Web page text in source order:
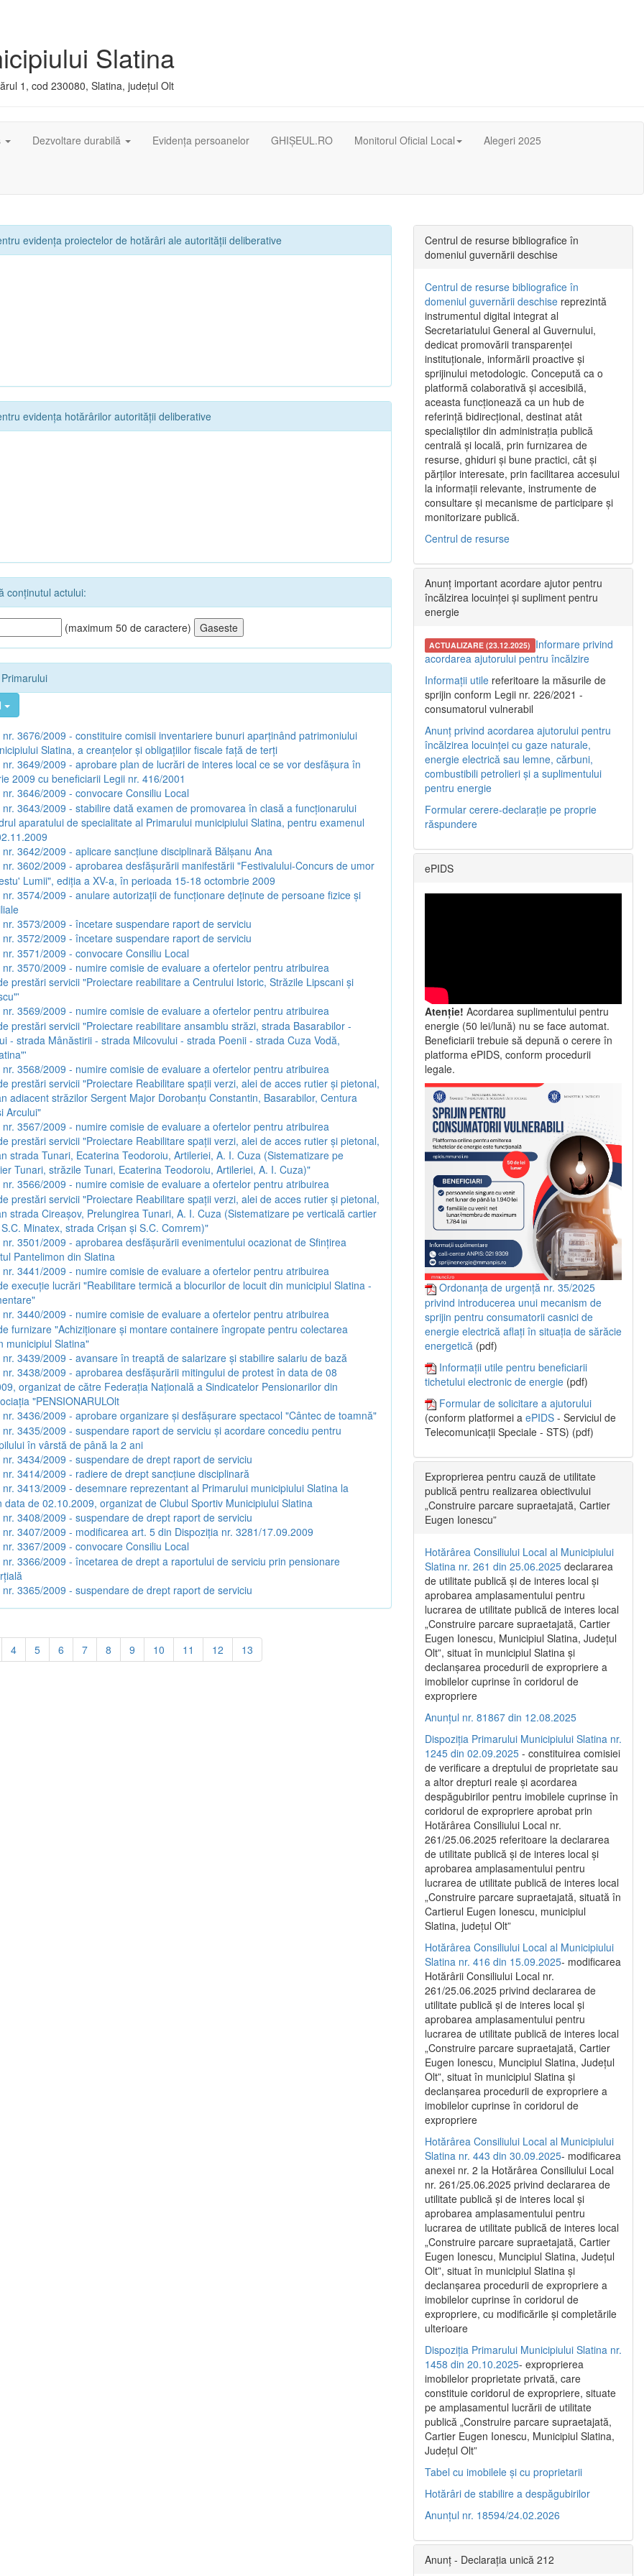
Slatina
1, cod 230080, Slatina, județul Olt
Dezvoltare durabilă Evidența persoanelor GHIȘEUL.RO Monitorul Oficial Local Alegeri 2025
evidența proiectelor de hotărâri ale autorității deliberative
evidența hotărârilor autorității deliberative
conținutul actului:
(maximum 50 de caractere)
nr. 3676/2009 - constituire comisii inventariere bunuri aparţinând patrimoniului
Slatina, a creanţelor şi obligaţiilor fiscale faţă de terţi
nr. 3649/2009 - aprobare plan de lucrări de interes local ce se vor desfăşura în
2009 cu beneficiarii Legii nr. 416/2001
nr. 3646/2009 - convocare Consiliu Local
nr. 3643/2009 - stabilire dată examen de promovarea în clasă a funcţionarului
aparatului de specialitate al Primarului municipiului Slatina, pentru examenul
nr. 3642/2009 - aplicare sancţiune disciplinară Bălşanu Ana
nr. 3602/2009 - aprobarea desfăşurării manifestării "Festivalului-Concurs de umor
Lumii", ediţia a XV-a, în perioada 15-18 octombrie 2009
nr. 3574/2009 - anulare autorizaţii de funcţionare deţinute de persoane fizice şi
nr. 3573/2009 - încetare suspendare raport de serviciu
nr. 3572/2009 - încetare suspendare raport de serviciu
nr. 3571/2009 - convocare Consiliu Local
nr. 3570/2009 - numire comisie de evaluare a ofertelor pentru atribuirea
prestări servicii "Proiectare reabilitare a Centrului Istoric, Străzile Lipscani şi
nr. 3569/2009 - numire comisie de evaluare a ofertelor pentru atribuirea
prestări servicii "Proiectare reabilitare ansamblu străzi, strada Basarabilor -
- strada Mânăstirii - strada Milcovului - strada Poenii - strada Cuza Vodă,
nr. 3568/2009 - numire comisie de evaluare a ofertelor pentru atribuirea
prestări servicii "Proiectare Reabilitare spaţii verzi, alei de acces rutier şi pietonal,
adiacent străzilor Sergent Major Dorobanţu Constantin, Basarabilor, Centura
Arcului"
nr. 3567/2009 - numire comisie de evaluare a ofertelor pentru atribuirea
prestări servicii "Proiectare Reabilitare spaţii verzi, alei de acces rutier şi pietonal,
strada Tunari, Ecaterina Teodoroiu, Artileriei, A. I. Cuza (Sistematizare pe
Tunari, străzile Tunari, Ecaterina Teodoroiu, Artileriei, A. I. Cuza)"
nr. 3566/2009 - numire comisie de evaluare a ofertelor pentru atribuirea
prestări servicii "Proiectare Reabilitare spaţii verzi, alei de acces rutier şi pietonal,
strada Cireaşov, Prelungirea Tunari, A. I. Cuza (Sistematizare pe verticală cartier
Minatex, strada Crişan şi S.C. Comrem)"
nr. 3501/2009 - aprobarea desfăşurării evenimentului ocazionat de Sfinţirea
Pantelimon din Slatina
nr. 3441/2009 - numire comisie de evaluare a ofertelor pentru atribuirea
execuţie lucrări "Reabilitare termică a blocurilor de locuit din municipiul Slatina -
nr. 3440/2009 - numire comisie de evaluare a ofertelor pentru atribuirea
furnizare "Achiziţionare şi montare containere îngropate pentru colectarea
municipiul Slatina"
nr. 3439/2009 - avansare în treaptă de salarizare şi stabilire salariu de bază
nr. 3438/2009 - aprobarea desfăşurării mitingului de protest în data de 08
organizat de către Federaţia Naţională a Sindicatelor Pensionarilor din
"PENSIONARULOlt
nr. 3436/2009 - aprobare organizare şi desfăşurare spectacol "Cântec de toamnă"
nr. 3435/2009 - suspendare raport de serviciu şi acordare concediu pentru
în vârstă de până la 2 ani
nr. 3434/2009 - suspendare de drept raport de serviciu
nr. 3414/2009 - radiere de drept sancţiune disciplinară
nr. 3413/2009 - desemnare reprezentant al Primarului municipiului Slatina la
data de 02.10.2009, organizat de Clubul Sportiv Municipiului Slatina
nr. 3408/2009 - suspendare de drept raport de serviciu
nr. 3407/2009 - modificarea art. 5 din Dispoziţia nr. 3281/17.09.2009
nr. 3367/2009 - convocare Consiliu Local
nr. 3366/2009 - încetarea de drept a raportului de serviciu prin pensionare
nr. 3365/2009 - suspendare de drept raport de serviciu
4 5 6 7 8 9 10 11 12 13
Centrul de resurse bibliografice în
domeniul guvernării deschise
Centrul de resurse bibliografice în
domeniul guvernării deschise reprezintă
instrumentul digital integrat al
Secretariatului General al Guvernului,
dedicat promovării transparenței
instituționale, informării proactive și
sprijinului metodologic. Concepută ca o
platformă colaborativă și accesibilă,
aceasta funcționează ca un hub de
referință bidirecțional, destinat atât
specialiștilor din administrația publică
centrală și locală, prin furnizarea de
resurse, ghiduri și bune practici, cât și
părților interesate, prin facilitarea accesului
la informații relevante, instrumente de
consultare și mecanisme de participare și
monitorizare publică.
Centrul de resurse
Anunț important acordare ajutor pentru
încălzirea locuinței și supliment pentru
energie
ACTUALIZARE (23.12.2025) Informare privind
acordarea ajutorului pentru încălzire
Informații utile referitoare la măsurile de
sprijin conform Legii nr. 226/2021 -
consumatorul vulnerabil
Anunț privind acordarea ajutorului pentru
încălzirea locuinței cu gaze naturale,
energie electrică sau lemne, cărbuni,
combustibili petrolieri și a suplimentului
pentru energie
Formular cerere-declarație pe proprie
răspundere
ePIDS
Atenție! Acordarea suplimentului pentru
energie (50 lei/lună) nu se face automat.
Beneficiarii trebuie să depună o cerere în
platforma ePIDS, conform procedurii
legale.
Ordonanța de urgență nr. 35/2025
privind introducerea unui mecanism de
sprijin pentru consumatorii casnici de
energie electrică aflați în situația de sărăcie
energetică (pdf)
Informații utile pentru beneficiarii
tichetului electronic de energie (pdf)
Formular de solicitare a ajutorului
(conform platformei a ePIDS - Serviciul de
Telecomunicații Speciale - STS) (pdf)
Exproprierea pentru cauză de utilitate
publică pentru realizarea obiectivului
„Construire parcare supraetajată, Cartier
Eugen Ionescu”
Hotărârea Consiliului Local al Municipiului
Slatina nr. 261 din 25.06.2025 declararea
de utilitate publică și de interes local și
aprobarea amplasamentului pentru
lucrarea de utilitate publică de interes local
„Construire parcare supraetajată, Cartier
Eugen Ionescu, Municipiul Slatina, Județul
Olt”, situat în municipiul Slatina și
declanșarea procedurii de expropriere a
imobilelor cuprinse în coridorul de
expropriere
Anunțul nr. 81867 din 12.08.2025
Dispoziția Primarului Municipiului Slatina nr.
1245 din 02.09.2025 - constituirea comisiei
de verificare a dreptului de proprietate sau
a altor drepturi reale și acordarea
despăgubirilor pentru imobilele cuprinse în
coridorul de expropriere aprobat prin
Hotărârea Consiliului Local nr.
261/25.06.2025 referitoare la declararea
de utilitate publică și de interes local și
aprobarea amplasamentului pentru
lucrarea de utilitate publică de interes local
„Construire parcare supraetajată, situată în
Cartierul Eugen Ionescu, municipiul
Slatina, județul Olt”
Hotărârea Consiliului Local al Municipiului
Slatina nr. 416 din 15.09.2025- modificarea
Hotărârii Consiliului Local nr.
261/25.06.2025 privind declararea de
utilitate publică și de interes local și
aprobarea amplasamentului pentru
lucrarea de utilitate publică de interes local
„Construire parcare supraetajată, Cartier
Eugen Ionescu, Muncipiul Slatina, Județul
Olt”, situat în municipiul Slatina și
declanșarea procedurii de expropriere a
imobilelor cuprinse în coridorul de
expropriere
Hotărârea Consiliului Local al Municipiului
Slatina nr. 443 din 30.09.2025- modificarea
anexei nr. 2 la Hotărârea Consiliului Local
nr. 261/25.06.2025 privind declararea de
utilitate publică şi de interes local şi
aprobarea amplasamentului pentru
lucrarea de utilitate publică de interes local
„Construire parcare supraetajată, Cartier
Eugen Ionescu, Muncipiul Slatina, Judeţul
Olt”, situat în municipiul Slatina şi
declanşarea procedurii de expropriere a
imobilelor cuprinse în coridorul de
expropriere, cu modificările şi completările
ulterioare
Dispoziția Primarului Municipiului Slatina nr.
1458 din 20.10.2025- exproprierea
imobilelor proprietate privată, care
constituie coridorul de expropriere, situate
pe amplasamentul lucrării de utilitate
publică „Construire parcare supraetajată,
Cartier Eugen Ionescu, Municipiul Slatina,
Județul Olt”
Tabel cu imobilele și cu proprietarii
Hotărâri de stabilire a despăgubirilor
Anunțul nr. 18594/24.02.2026
Anunț - Declarația unică 212